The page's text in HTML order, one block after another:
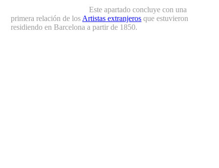
Este apartado concluye con una
primera relación de los Artistas extranjeros que estuvieron
residiendo en Barcelona a partir de 1850.